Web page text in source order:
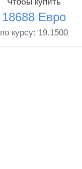
18688 Евро
по курсу: 19.1500